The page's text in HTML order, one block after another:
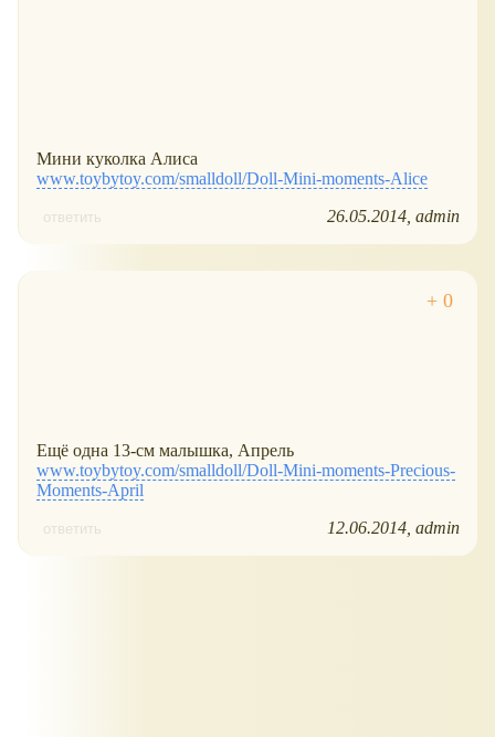
Мини куколка Алиса
www.toybytoy.com/smalldoll/Doll-Mini-moments-Alice
ответить 26.05.2014 admin
Ещё одна 13-см малышка, Апрель
www.toybytoy.com/smalldoll/Doll-Mini-moments-Precious-
Moments-April
ответить 12.06.2014 admin